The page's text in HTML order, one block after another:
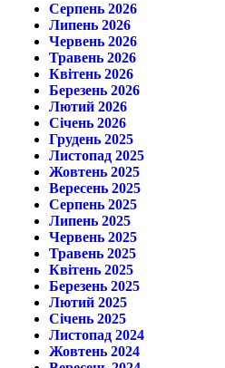
Серпень 2026
Липень 2026
Червень 2026
Травень 2026
Квітень 2026
Березень 2026
Лютий 2026
Січень 2026
Грудень 2025
Листопад 2025
Жовтень 2025
Вересень 2025
Серпень 2025
Липень 2025
Червень 2025
Травень 2025
Квітень 2025
Березень 2025
Лютий 2025
Січень 2025
Листопад 2024
Жовтень 2024